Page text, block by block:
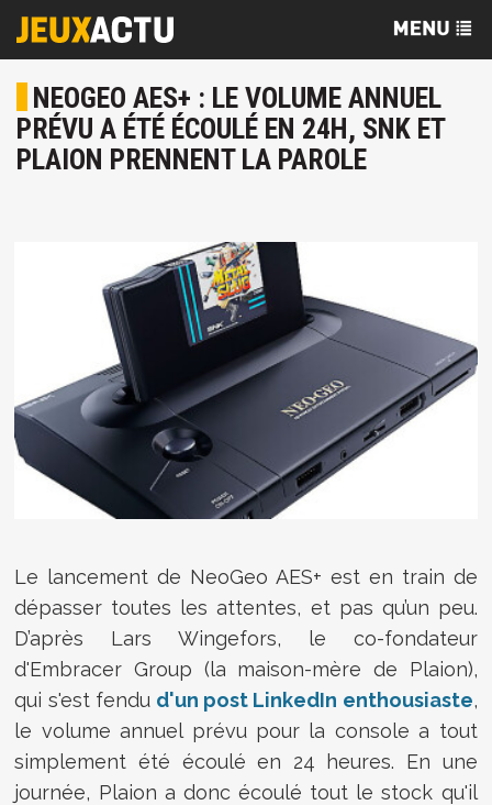
NEOGEO AES+ : LE VOLUME ANNUEL
PRÉVU A ÉTÉ ÉCOULÉ EN 24H, SNK ET
PLAION PRENNENT LA PAROLE
Le lancement de NeoGeo AES+ est en train de
dépasser toutes les attentes, et pas qu’un peu.
D’après Lars Wingefors, le co-fondateur
d'Embracer Group (la maison-mère de Plaion),
qui s'est fendu d'un post LinkedIn enthousiaste,
le volume annuel prévu pour la console a tout
simplement été écoulé en 24 heures. En une
journée, Plaion a donc écoulé tout le stock qu'il